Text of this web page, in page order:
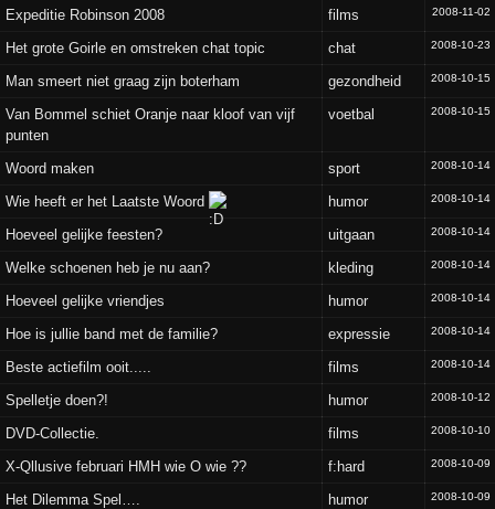
Expeditie Robinson 2008 films 2008-11-02
Het grote Goirle en omstreken chat topic chat 2008-10-23
Man smeert niet graag zijn boterham gezondheid 2008-10-15
Van Bommel schiet Oranje naar kloof van vijf
punten
voetbal 2008-10-15
Woord maken sport 2008-10-14
Wie heeft er het Laatste Woord humor 2008-10-14
Hoeveel gelijke feesten? uitgaan 2008-10-14
Welke schoenen heb je nu aan? kleding 2008-10-14
Hoeveel gelijke vriendjes humor 2008-10-14
Hoe is jullie band met de familie? expressie 2008-10-14
Beste actiefilm ooit..... films 2008-10-14
Spelletje doen?! humor 2008-10-12
DVD-Collectie. films 2008-10-10
X-Qllusive februari HMH wie O wie ?? f:hard 2008-10-09
Het Dilemma Spel…. humor 2008-10-09